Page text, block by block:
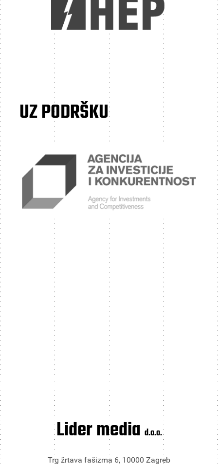
UZ PODRŠKU
Lider media d.o.o.
Trg žrtava fašizma 6, 10000 Zagreb